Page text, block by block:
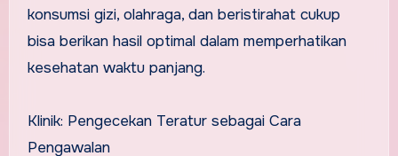
konsumsi gizi, olahraga, dan beristirahat cukup
bisa berikan hasil optimal dalam memperhatikan
kesehatan waktu panjang.
Klinik: Pengecekan Teratur sebagai Cara
Pengawalan